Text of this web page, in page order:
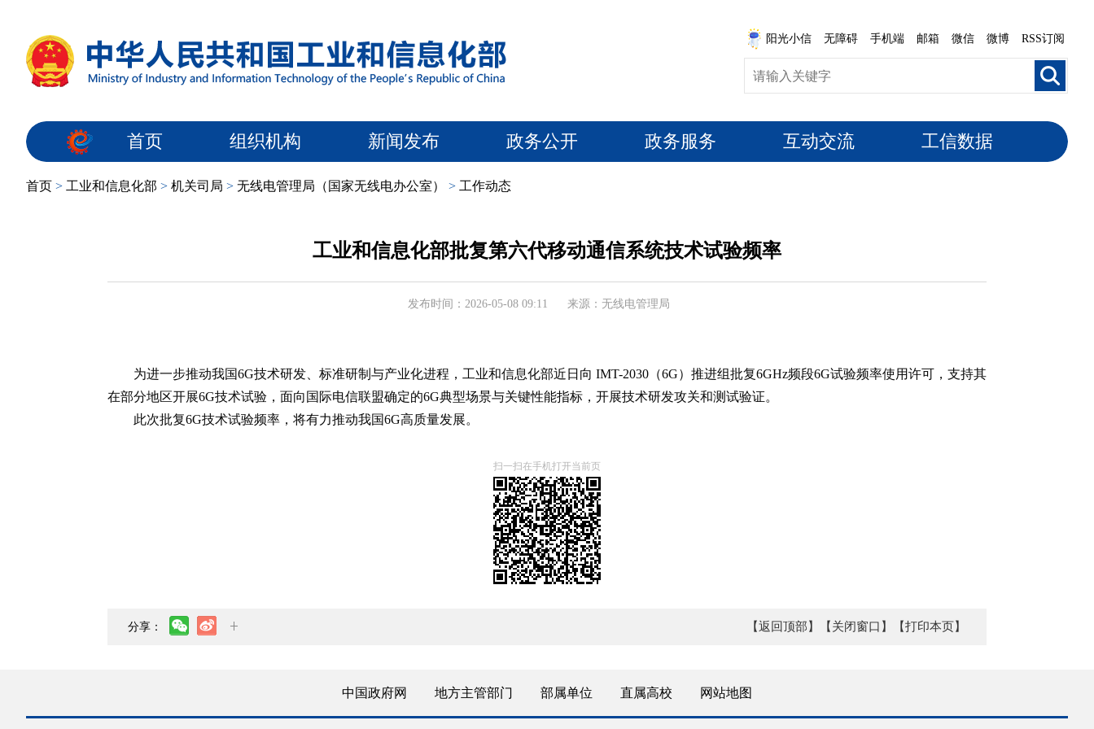
阳光小信 无障碍 手机端 邮箱 微信 微博 RSS订阅
首页 组织机构 新闻发布 政务公开 政务服务 互动交流 工信数据
首页 > 工业和信息化部 > 机关司局 > 无线电管理局（国家无线电办公室） > 工作动态
工业和信息化部批复第六代移动通信系统技术试验频率
发布时间：2026-05-08 09:11 来源：无线电管理局
为进一步推动我国6G技术研发、标准研制与产业化进程，工业和信息化部近日向 IMT-2030（6G）推进组批复6GHz频段6G试验频率使用许可，支持其
在部分地区开展6G技术试验，面向国际电信联盟确定的6G典型场景与关键性能指标，开展技术研发攻关和测试验证。
此次批复6G技术试验频率，将有力推动我国6G高质量发展。
扫一扫在手机打开当前页
分享： 【返回顶部】 【关闭窗口】 【打印本页】
中国政府网 地方主管部门 部属单位 直属高校 网站地图